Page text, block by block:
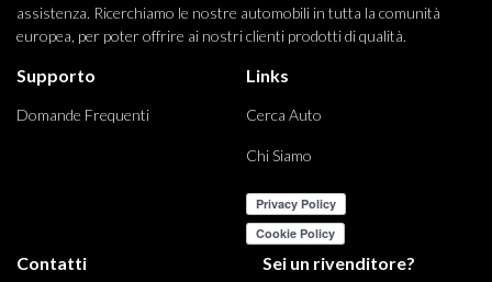
assistenza. Ricerchiamo le nostre automobili in tutta la comunità
europea, per poter offrire ai nostri clienti prodotti di qualità.
Supporto
Domande Frequenti
Links
Cerca Auto
Chi Siamo
Contatti Sei un rivenditore?